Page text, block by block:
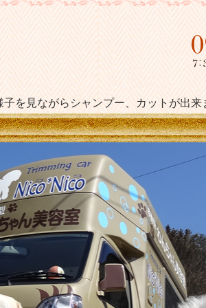
ーNico*Nico│長野県
を見ながらシャンプー、カットが出来